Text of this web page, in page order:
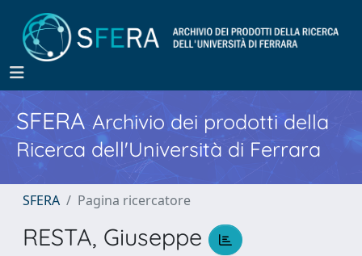
SFERA Archivio dei prodotti della
Ricerca dell'Università di Ferrara
SFERA Pagina ricercatore
RESTA, Giuseppe